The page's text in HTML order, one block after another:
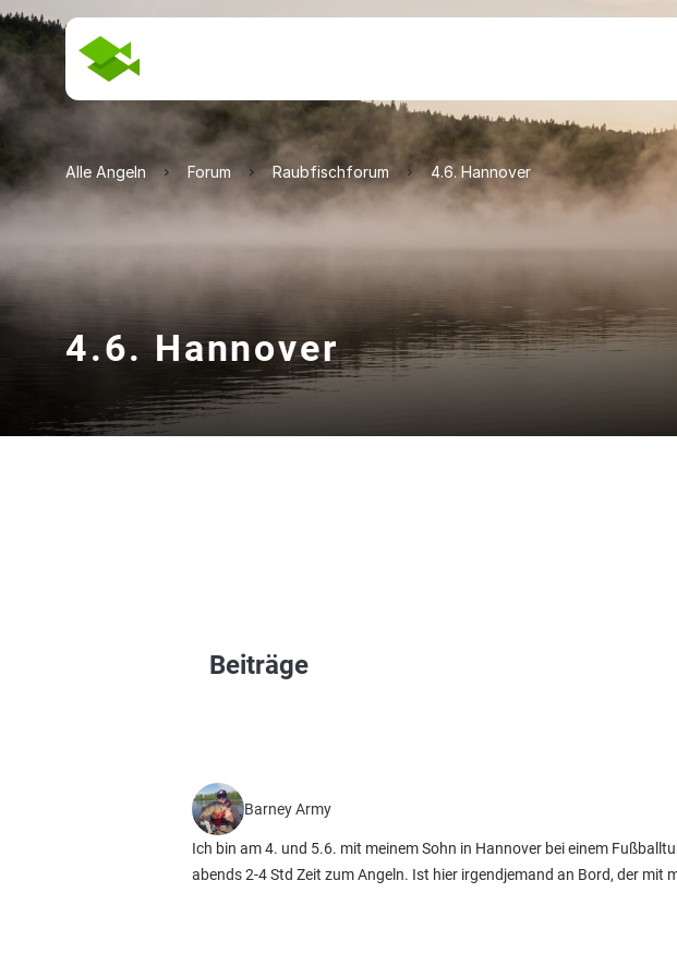
Alle Angeln Forum Raubfischforum 4.6. Hannover
4.6. Hannover
Beiträge
Barney Army
Ich bin am 4. und 5.6. mit meinem Sohn in Hannover bei einem
abends 2-4 Std Zeit zum Angeln. Ist hier irgendjemand an Bord, der mit